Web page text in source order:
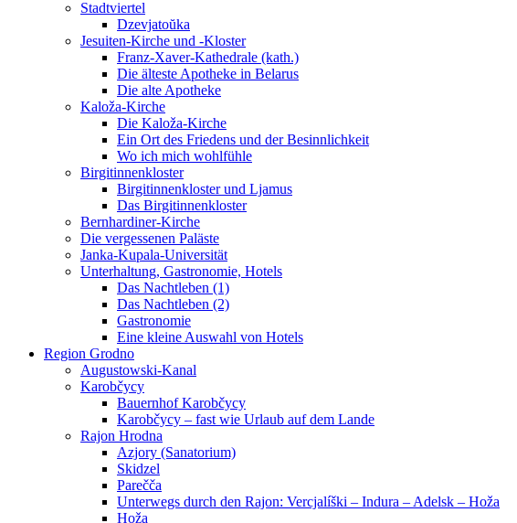
Stadtviertel
Dzevjatoŭka
Jesuiten-Kirche und -Kloster
Franz-Xaver-Kathedrale (kath.)
Die älteste Apotheke in Belarus
Die alte Apotheke
Kaloža-Kirche
Die Kaloža-Kirche
Ein Ort des Friedens und der Besinnlichkeit
Wo ich mich wohlfühle
Birgitinnenkloster
Birgitinnenkloster und Ljamus
Das Birgitinnenkloster
Bernhardiner-Kirche
Die vergessenen Paläste
Janka-Kupala-Universität
Unterhaltung, Gastronomie, Hotels
Das Nachtleben (1)
Das Nachtleben (2)
Gastronomie
Eine kleine Auswahl von Hotels
Region Grodno
Augustowski-Kanal
Karobčycy
Bauernhof Karobčycy
Karobčycy – fast wie Urlaub auf dem Lande
Rajon Hrodna
Azjory (Sanatorium)
Skidzel
Parečča
Unterwegs durch den Rajon: Vercjalíški – Indura – Adelsk – Hoža
Hoža